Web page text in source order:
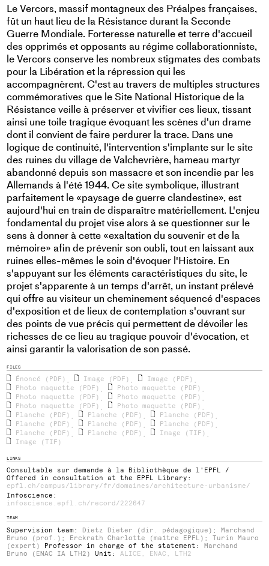
Le Vercors, massif montagneux des Préalpes françaises,
fût un haut lieu de la Résistance durant la Seconde
Guerre Mondiale. Forteresse naturelle et terre d'accueil
des opprimés et opposants au régime collaborationniste,
le Vercors conserve les nombreux stigmates des combats
pour la Libération et la répression qui les
accompagnèrent. C'est au travers de multiples structures
commémoratives que le Site National Historique de la
Résistance veille à préserver et vivifier ces lieux, tissant
ainsi une toile tragique évoquant les scènes d'un drame
dont il convient de faire perdurer la trace. Dans une
logique de continuité, l'intervention s'implante sur le site
des ruines du village de Valchevrière, hameau martyr
abandonné depuis son massacre et son incendie par les
Allemands à l'été 1944. Ce site symbolique, illustrant
parfaitement le «paysage de guerre clandestine», est
aujourd'hui en train de disparaître matériellement. L'enjeu
fondamental du projet vise alors à se questionner sur le
sens à donner à cette «exaltation du souvenir et de la
mémoire» afin de prévenir son oubli, tout en laissant aux
ruines elles-mêmes le soin d'évoquer l'Histoire. En
s'appuyant sur les éléments caractéristiques du site, le
projet s'apparente à un temps d'arrêt, un instant prélevé
qui offre au visiteur un cheminement séquencé d'espaces
d'exposition et de lieux de contemplation s'ouvrant sur
des points de vue précis qui permettent de dévoiler les
richesses de ce lieu au tragique pouvoir d'évocation, et
ainsi garantir la valorisation de son passé.
FILES
Énoncé (PDF) Image (PDF) , Image (PDF)
Photo maquette (PDF)
Photo maquette (PDF)
Photo maquette (PDF)
Photo maquette (PDF)
Photo maquette (PDF)
Photo maquette (PDF)
Planche (PDF)
Planche (PDF) , Planche (PDF)
Planche (PDF)
Planche (PDF) , Planche (PDF)
Planche (PDF)
Planche (PDF) , Image (TIF)
Image (TIF)
LINKS
Consultable sur demande à la Bibliothèque de l'EPFL /
Offered in consultation at the EPFL Library:
epfl.ch/campus/library/fr/domaines/architecture-urbanisme/
Infoscience:
infoscience.epfl.ch/record/222647
TEAM
Supervision team: Dietz Dieter (dir. pédagogique); Marchand
Bruno (prof.); Erckrath Charlotte (maître EPFL); Turin Mauro
(expert)
Professor in charge of the statement: Marchand
Bruno (ENAC IA LTH2)
Unit: ALICE ENAC LTH2